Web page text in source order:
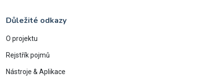
Důležité odkazy
O projektu
Rejstřík pojmů
Nástroje & Aplikace